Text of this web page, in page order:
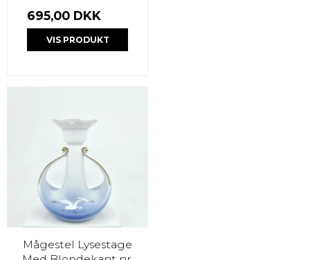
695,00 DKK
VIS PRODUKT
Mågestel Lysestage